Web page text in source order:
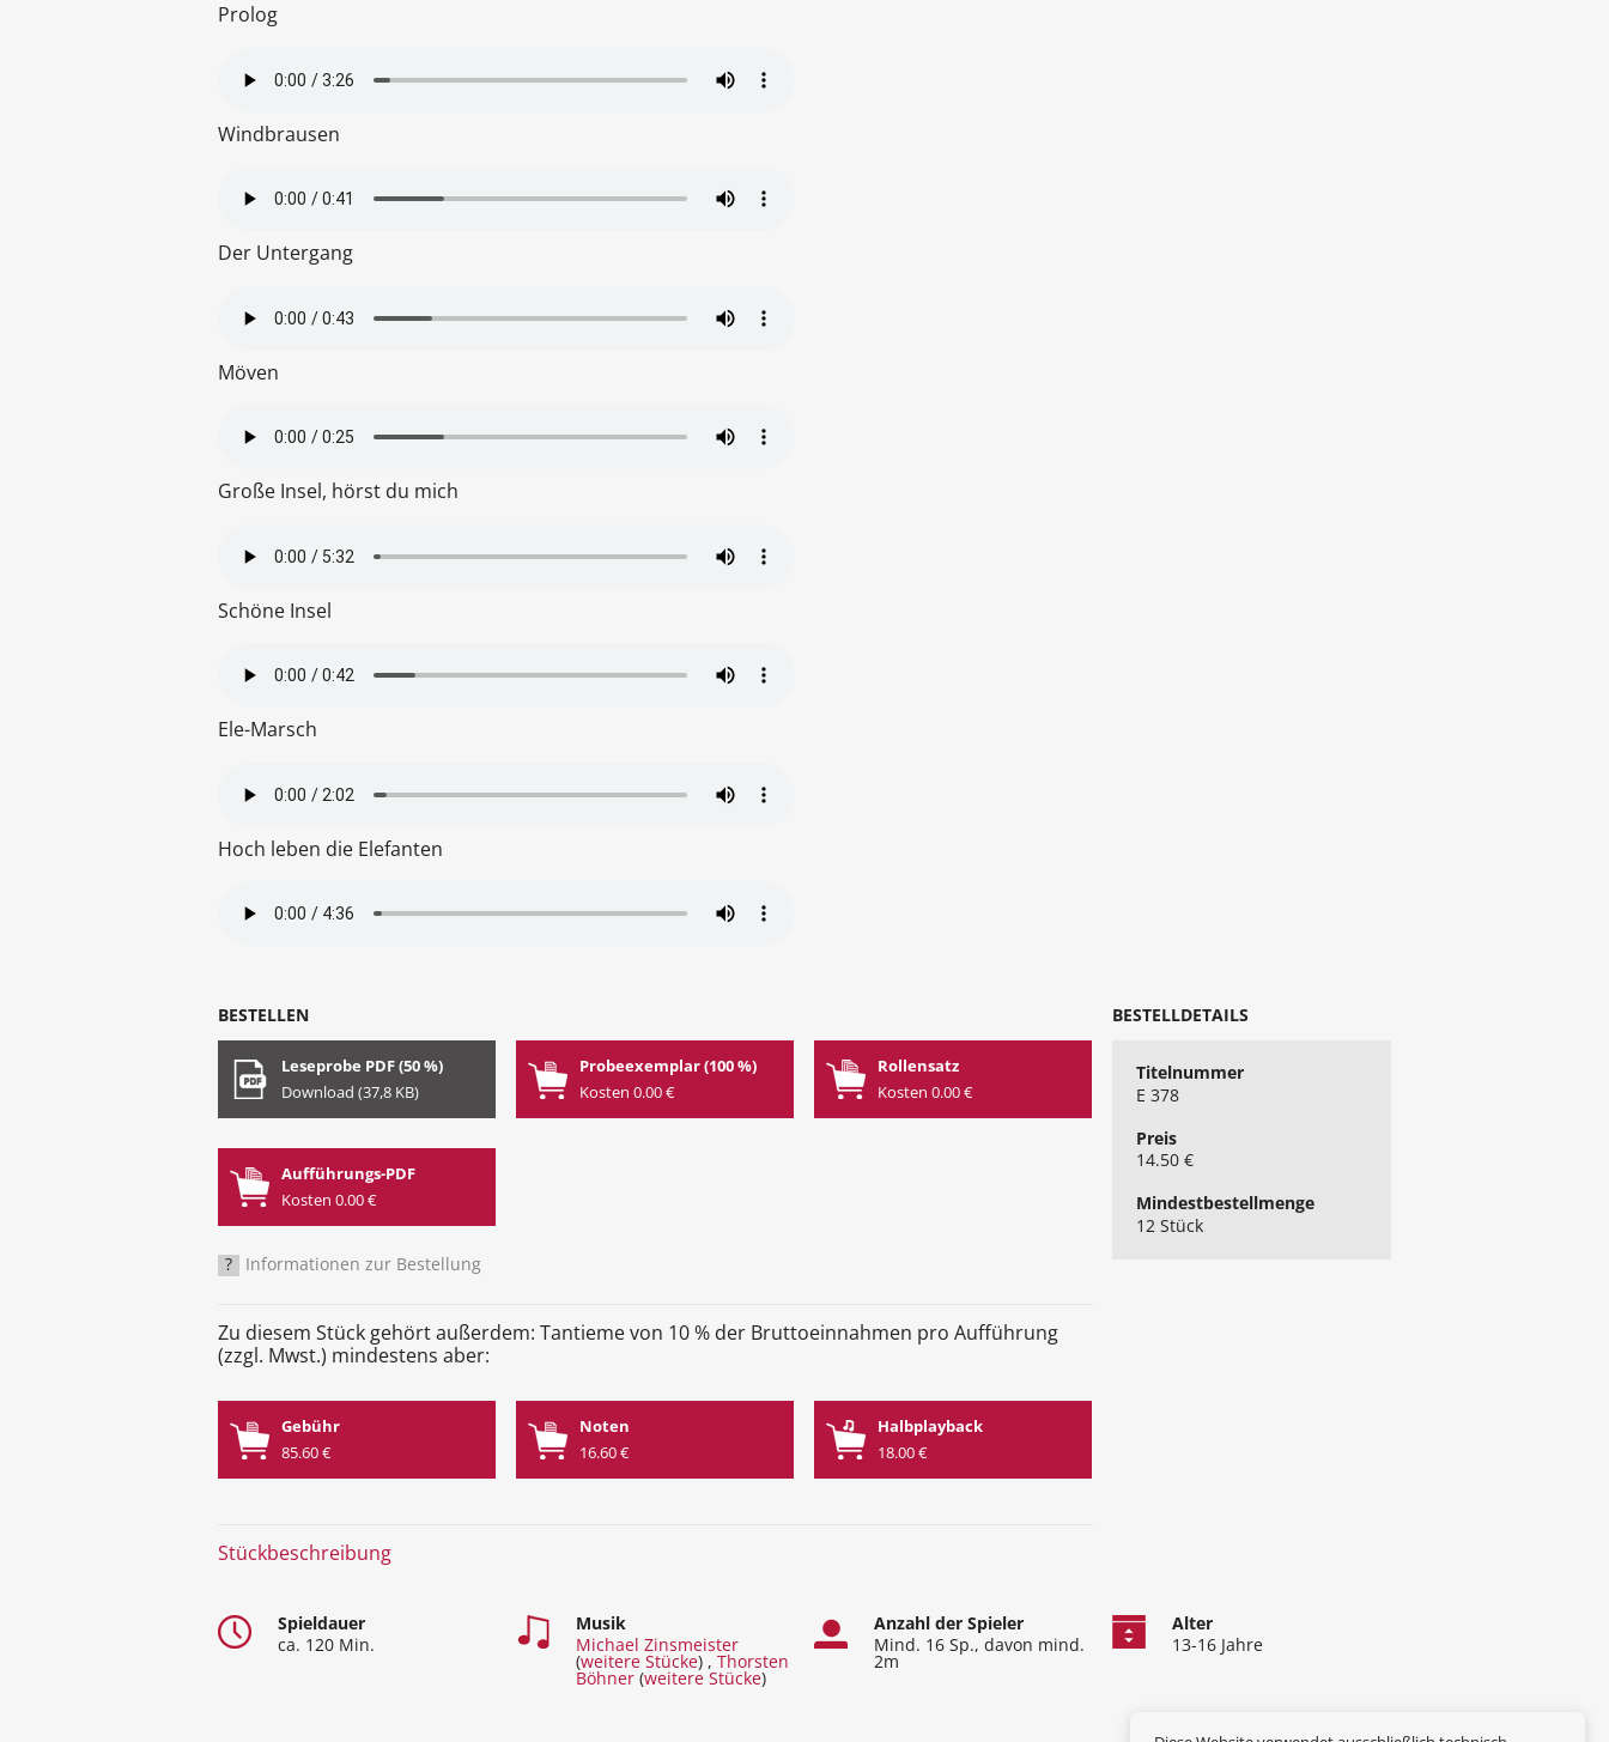
Prolog
Windbrausen
Der Untergang
Möven
Große Insel, hörst du mich
Schöne Insel
Ele-Marsch
Hoch leben die Elefanten
BESTELLEN
Leseprobe PDF (50 %)
Download (37,8 KB)
Probeexemplar (100 %)
Kosten 0.00 €
Rollensatz
Kosten 0.00 €
Aufführungs-PDF
Kosten 0.00 €
? Informationen zur Bestellung
Zu diesem Stück gehört außerdem: Tantieme von 10 % der Bruttoeinnahmen pro Aufführung
(zzgl. Mwst.) mindestens aber:
Gebühr
85.60 €
Noten
16.60 €
Halbplayback
18.00 €
BESTELLDETAILS
Titelnummer
E 378
Preis
14.50 €
Mindest​bestellmenge
12 Stück
Stückbeschreibung
Spieldauer
ca. 120 Min.
Musik
Michael Zinsmeister
(weitere Stücke) , Thorsten
Böhner (weitere Stücke)
Anzahl der Spieler
Mind. 16 Sp., davon mind.
2m
Alter
13-16 Jahre